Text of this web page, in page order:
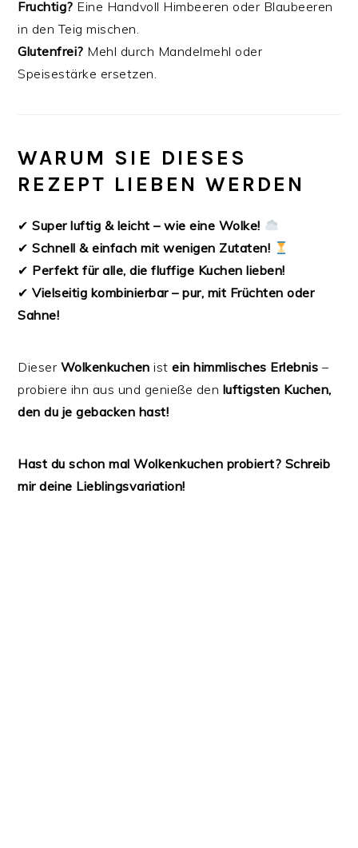
Fruchtig? Eine Handvoll Himbeeren oder Blaubeeren
in den Teig mischen.
Glutenfrei? Mehl durch Mandelmehl oder
Speisestärke ersetzen.
WARUM SIE DIESES
REZEPT LIEBEN WERDEN
✔Super luftig & leicht – wie eine Wolke!
✔Schnell & einfach mit wenigen Zutaten!
✔ Perfekt für alle, die fluffige Kuchen lieben!
✔Vielseitig kombinierbar – pur, mit Früchten oder
Sahne!
Dieser Wolkenkuchen istein himmlisches Erlebnis –
probiere ihn aus und genieße den luftigsten Kuchen,
den du je gebacken hast!
Hast du schon mal Wolkenkuchen probiert? Schreib
mir deine Lieblingsvariation!